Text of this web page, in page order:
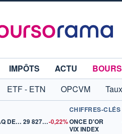
IMPÔTS ACTU
ETF - ETN OPCVM Taux
NASDAQ DEC26 29 827,00-0,22%
CHIFFRES-CLÉS
ONCE D'OR
VIX INDEX